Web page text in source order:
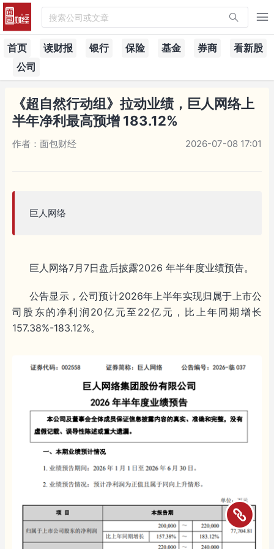
搜索公司或文章
首页 读财报 银行 保险 基金 券商
看新股
公司
《超自然行动组》拉动业绩，巨人网络上
半年净利最高预增 183.12%
作者：面包财经 2026-07-08 17:01
巨人网络
巨人网络7月7日盘后披露2026 年半年度业绩预告。
公告显示，公司预计2026年上半年实现归属于上市公
司股东的净利润20亿元至22亿元，比上年同期增长
157.38%-183.12%。